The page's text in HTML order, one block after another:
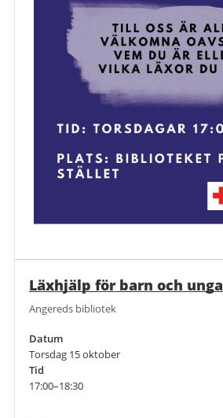
Läxhjälp för barn och unga
Angereds bibliotek
Datum
Torsdag 15 oktober
Tid
17:00–18:30